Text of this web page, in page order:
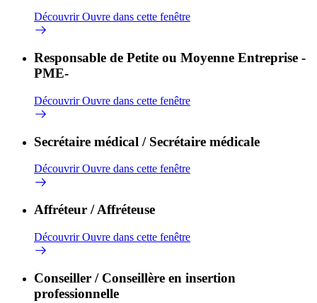
DécouvrirOuvre dans cette fenêtre
Responsable de Petite ou Moyenne Entreprise -
PME-
DécouvrirOuvre dans cette fenêtre
Secrétaire médical / Secrétaire médicale
DécouvrirOuvre dans cette fenêtre
Affréteur / Affréteuse
DécouvrirOuvre dans cette fenêtre
Conseiller / Conseillère en insertion
professionnelle